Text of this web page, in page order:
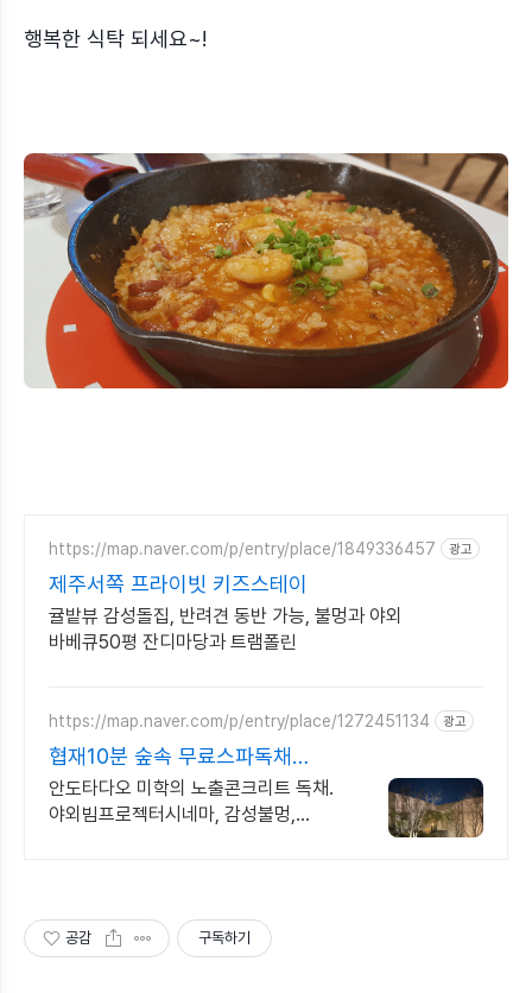
행복한 식탁 되세요~!
https://map.naver.com/p/entry/place/1849336457 광고
제주서쪽 프라이빗 키즈스테이
귤밭뷰 감성돌집, 반려견 동반 가능, 불멍과 야외
바베큐50평 잔디마당과 트램폴린
https://map.naver.com/p/entry/place/1272451134 광고
협재10분 숲속 무료스파독채
퀸침대 2개 가족/커플 독채
안도타다오 미학의 노출콘크리트 독채.
야외빔프로젝터시네마, 감성불멍,
공감 구독하기